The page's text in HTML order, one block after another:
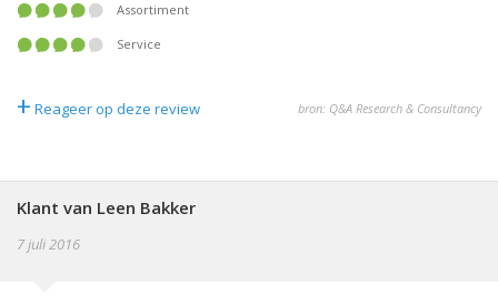
Assortiment
Service
+ Reageer op deze review bron: Q&A Research & Consultancy
Klant van Leen Bakker
7 juli 2016